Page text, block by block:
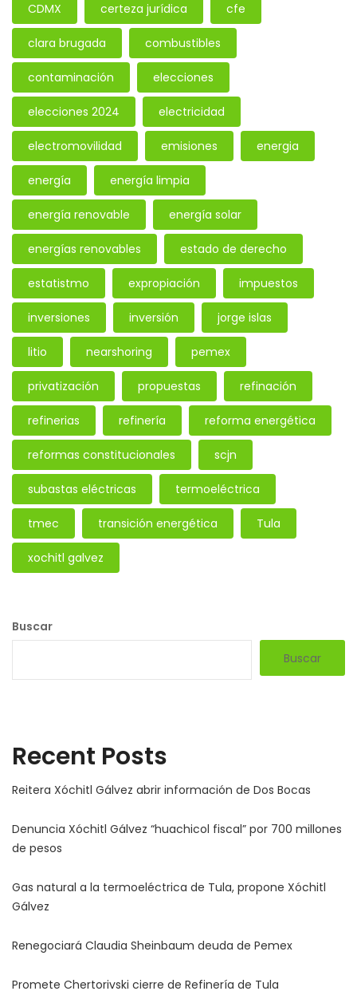
CDMX certeza jurídica cfe
clara brugada combustibles
contaminación elecciones
elecciones 2024 electricidad
electromovilidad emisiones energia
energía energía limpia
energía renovable energía solar
energías renovables estado de derecho
estatistmo expropiación impuestos
inversiones inversión jorge islas
litio nearshoring pemex
privatización propuestas refinación
refinerias refinería reforma energética
reformas constitucionales scjn
subastas eléctricas termoeléctrica
tmec transición energética Tula
xochitl galvez
Buscar
Buscar
Recent Posts
Reitera Xóchitl Gálvez abrir información de Dos Bocas
Denuncia Xóchitl Gálvez “huachicol fiscal” por 700 millones
de pesos
Gas natural a la termoeléctrica de Tula, propone Xóchitl
Gálvez
Renegociará Claudia Sheinbaum deuda de Pemex
Promete Chertorivski cierre de Refinería de Tula